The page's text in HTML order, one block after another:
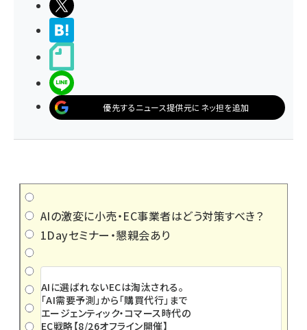
優先するニュース提供元にネッ担を追加
AIの激変に小売・EC事業者はどう対策すべき？
1Dayセミナー・懇親会あり
AIに選ばれないECは淘汰される。
「AI需要予測」から「購買代行」まで
エージェンティック・コマース時代の
EC戦略【8/26オフライン開催】